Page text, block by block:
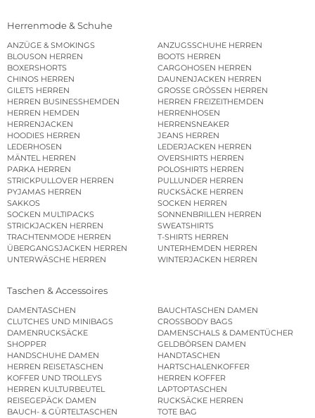
Herrenmode & Schuhe
ANZÜGE & SMOKINGS
ANZUGSSCHUHE HERREN
BLOUSON HERREN
BOOTS HERREN
BOXERSHORTS
CARGOHOSEN HERREN
CHINOS HERREN
DAUNENJACKEN HERREN
GILETS HERREN
GROSSE GRÖSSEN HERREN
HERREN BUSINESSHEMDEN
HERREN FREIZEITHEMDEN
HERREN HEMDEN
HERRENHOSEN
HERRENJACKEN
HERRENSNEAKER
HOODIES HERREN
JEANS HERREN
LEDERHOSEN
LEDERJACKEN HERREN
MÄNTEL HERREN
OVERSHIRTS HERREN
PARKA HERREN
POLOSHIRTS HERREN
STRICKPULLOVER HERREN
PULLUNDER HERREN
PYJAMAS HERREN
RUCKSÄCKE HERREN
SAKKOS
SOCKEN HERREN
SOCKEN MULTIPACKS
SONNENBRILLEN HERREN
STRICKJACKEN HERREN
SWEATSHIRTS
TRACHTENMODE HERREN
T-SHIRTS HERREN
ÜBERGANGSJACKEN HERREN
UNTERHEMDEN HERREN
UNTERWÄSCHE HERREN
WINTERJACKEN HERREN
Taschen & Accessoires
DAMENTASCHEN
BAUCHTASCHEN DAMEN
CLUTCHES UND MINIBAGS
CROSSBODY BAGS
DAMENRUCKSÄCKE
DAMENSCHALS & DAMENTÜCHER
SHOPPER
GELDBÖRSEN DAMEN
HANDSCHUHE DAMEN
HANDTASCHEN
HERREN REISETASCHEN
HARTSCHALENKOFFER
KOFFER UND TROLLEYS
HERREN KOFFER
HERREN KULTURBEUTEL
LAPTOPTASCHEN
REISEGEPÄCK DAMEN
RUCKSÄCKE HERREN
BAUCH- & GÜRTELTASCHEN
TOTE BAG